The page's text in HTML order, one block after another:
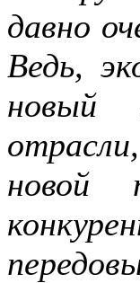
давно
Ведь,
новый
новой